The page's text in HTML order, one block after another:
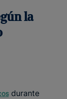
la
durante